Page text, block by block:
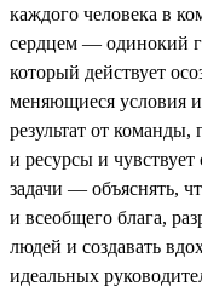
каждого человека в
сердцем — одинокий
который действует
меняющиеся условия
результат от
и ресурсы и
задачи — объяснять,
и всеобщего блага,
людей и создавать
идеальных